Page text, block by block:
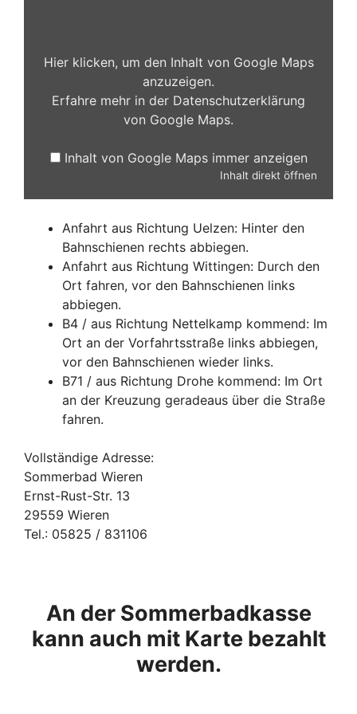
anzeigen
Hier klicken, um den Inhalt von Google Maps
anzuzeigen.
Erfahre mehr in der Datenschutzerklärung
von Google Maps.
Inhalt von Google Maps immer anzeigen
Inhalt direkt öffnen
Anfahrt aus Richtung Uelzen: Hinter den
Bahnschienen rechts abbiegen.
Anfahrt aus Richtung Wittingen: Durch den
Ort fahren, vor den Bahnschienen links
abbiegen.
B4 / aus Richtung Nettelkamp kommend: Im
Ort an der Vorfahrtsstraße links abbiegen,
vor den Bahnschienen wieder links.
B71 / aus Richtung Drohe kommend: Im Ort
an der Kreuzung geradeaus über die Straße
fahren.
Vollständige Adresse:
Sommerbad Wieren
Ernst-Rust-Str. 13
29559 Wieren
Tel.: 05825 / 831106
An der Sommerbadkasse
kann auch mit Karte bezahlt
werden.